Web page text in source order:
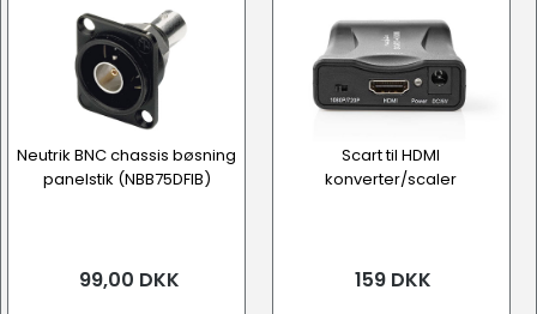
Neutrik BNC chassis bøsning
panelstik (NBB75DFIB)
99,00 DKK
Scart til HDMI
konverter/scaler
159 DKK